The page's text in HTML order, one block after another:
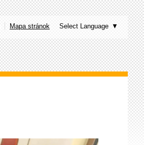
Mapa stránok Select Language ▼